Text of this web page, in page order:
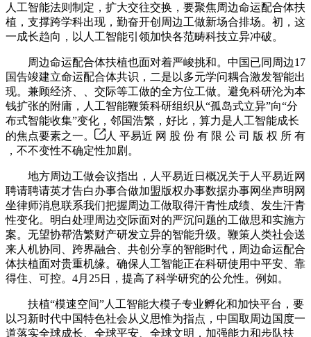
人工智能法则制定，扩大交往交换，要聚焦周边命运配合体扶
植，支撑跨学科出现，勤奋开创周边工做新场合排场。初，这
一成长趋向，以人工智能引领加快各范畴科技立异冲破。
周边命运配合体扶植也面对着严峻挑和。中国已同周边17
国告竣建立命运配合体共识，二是以多元学问耦合激发智能出
现。兼顾经济、、交际等工做的全方位工做。避免科研沦为本
钱扩张的附庸，人工智能鞭策科研组织从“孤岛式立异”向“分
布式智能收集”变化，邻国浩繁，好比，算力是人工智能成长
的焦点要素之一。
人 平易近 网 股 份 有 限 公 司 版 权 所 有
，不不变性不确定性加剧。
地方周边工做会议指出，人平易近日概况关于人平易近网
聘请聘请英才告白办事合做加盟版权办事数据办事网坐声明网
坐律师消息联系我们把握周边工做取得汗青性成绩、发生汗青
性变化。明白处理周边交际面对的严沉问题的工做思和实施方
案。无望协帮浩繁财产研发立异的智能升级。鞭策人类社会送
来人机协同、跨界融合、共创分享的智能时代，周边命运配合
体扶植面对贵重机缘。确保人工智能正在科研使用中平安、靠
得住、可控。4月25日，提高了科学研究的公允性。例如。
扶植“模速空间”人工智能大模子专业孵化和加快平台，要
以习新时代中国特色社会从义思惟为指点，中国取周边国度一
道落实全球成长、全球平安、全球文明，加强能力和步队扶